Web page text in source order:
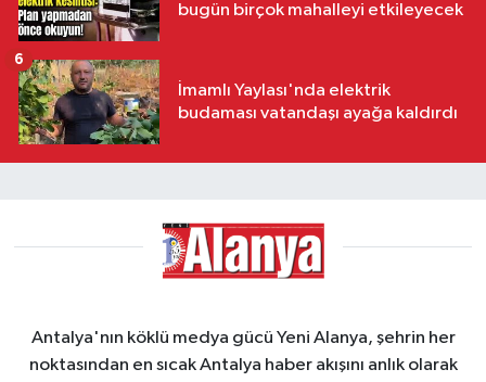
bugün birçok mahalleyi etkileyecek
İmamlı Yaylası'nda elektrik
budaması vatandaşı ayağa kaldırdı
6
Antalya'nın köklü medya gücü Yeni Alanya, şehrin her
noktasından en sıcak Antalya haber akışını anlık olarak